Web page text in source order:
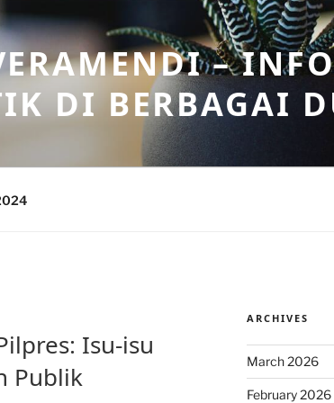
–
DI BERBAGAI
Isu-isu
Publik
ARCHIVES
March 2026
February 2026